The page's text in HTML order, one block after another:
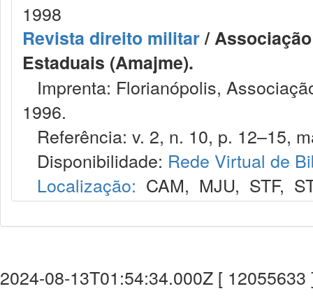
1998
Revista direito militar/
Estaduais (Amajme).
Imprenta: Florianópolis,
1996.
Referência: v. 2, n. 10, p. 12–15,
Disponibilidade: Rede Virtual de
Localização: CAM, MJU, STF,
2024-08-13T01:54:34.000Z [ 12055633